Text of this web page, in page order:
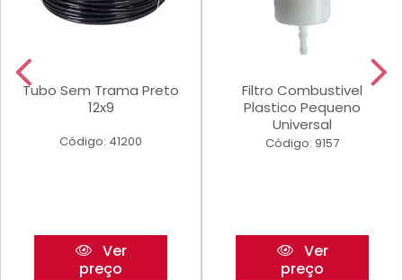
Tubo Sem Trama Preto
12x9
Código: 41200
Ver
preço
Filtro Combustivel
Plastico Pequeno
Universal
Código: 9157
Ver
preço